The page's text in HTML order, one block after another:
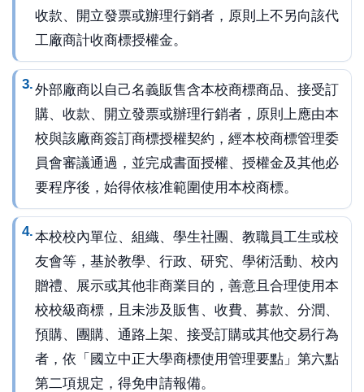
收款、開立發票或辦理行銷者，原則上不另向該代
工廠商計收商標授權金。
外部廠商以自己名義販售含本校商標商品、接受訂
購、收款、開立發票或辦理行銷者，原則上應由本
校與該廠商簽訂商標授權契約，經本校商標管理委
員會審議通過，並完成書面授權、授權金及其他必
要程序後，始得依核准範圍使用本校商標。
本校校內單位、組織、學生社團、教職員工生或校
友會等，基於教學、行政、研究、學術活動、校內
贈禮、展示或其他非商業目的，善意且合理使用本
校校級商標，且未涉及販售、收費、募款、分潤、
預購、團購、通路上架、接受訂購或其他交易行為
者，依「國立中正大學商標使用管理要點」第六點
第二項規定，得免申請報備。